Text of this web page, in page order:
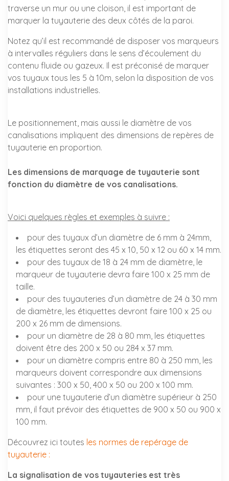
traverse un mur ou une cloison, il est important de
marquer la tuyauterie des deux côtés de la paroi.
Notez qu’il est recommandé de disposer vos marqueurs
à intervalles réguliers dans le sens d’écoulement du
contenu fluide ou gazeux. Il est préconisé de marquer
vos tuyaux tous les 5 à 10m, selon la disposition de vos
installations industrielles.
Le positionnement, mais aussi le diamètre de vos
canalisations impliquent des dimensions de repères de
tuyauterie en proportion.
Les dimensions de marquage de tuyauterie sont
fonction du diamètre de vos canalisations.
Voici quelques règles et exemples à suivre :
pour des tuyaux d’un diamètre de 6 mm à 24mm,
les étiquettes seront des 45 x 10, 50 x 12 ou 60 x 14 mm.
pour des tuyaux de 18 à 24 mm de diamètre, le
marqueur de tuyauterie devra faire 100 x 25 mm de
taille.
pour des tuyauteries d’un diamètre de 24 à 30 mm
de diamètre, les étiquettes devront faire 100 x 25 ou
200 x 26 mm de dimensions.
pour un diamètre de 28 à 80 mm, les étiquettes
doivent être des 200 x 50 ou 284 x 37 mm.
pour un diamètre compris entre 80 à 250 mm, les
marqueurs doivent correspondre aux dimensions
suivantes : 300 x 50, 400 x 50 ou 200 x 100 mm.
pour une tuyauterie d’un diamètre supérieur à 250
mm, il faut prévoir des étiquettes de 900 x 50 ou 900 x
100 mm.
Découvrez ici toutes les normes de repérage de
tuyauterie :
La signalisation de vos tuyauteries est très